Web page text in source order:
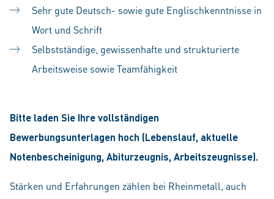
Sehr gute Deutsch- sowie gute Englischkenntnisse in
Wort und Schrift
Selbstständige, gewissenhafte und strukturierte
Arbeitsweise sowie Teamfähigkeit
Bitte laden Sie Ihre vollständigen
Bewerbungsunterlagen hoch (Lebenslauf, aktuelle
Notenbescheinigung, Abiturzeugnis, Arbeitszeugnisse).
Stärken und Erfahrungen zählen bei Rheinmetall, auch